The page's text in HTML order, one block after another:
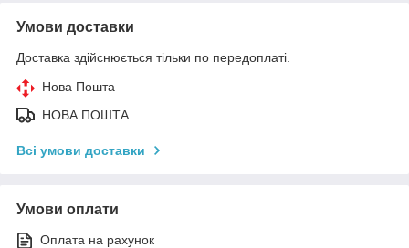
Умови доставки
Доставка здійснюється тільки по передоплаті.
Нова Пошта
НОВА ПОШТА
Всі умови доставки
Умови оплати
Оплата на рахунок